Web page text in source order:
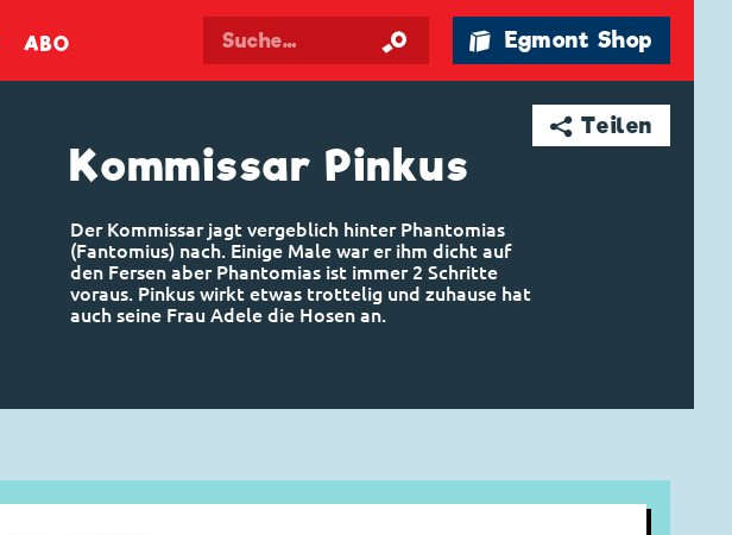
ABO 🛍 Egmont Shop
➦ Teilen
Kommissar Pinkus
Der Kommissar jagt vergeblich hinter Phantomias
(Fantomius) nach. Einige Male war er ihm dicht auf
den Fersen aber Phantomias ist immer 2 Schritte
voraus. Pinkus wirkt etwas trottelig und zuhause hat
auch seine Frau Adele die Hosen an.